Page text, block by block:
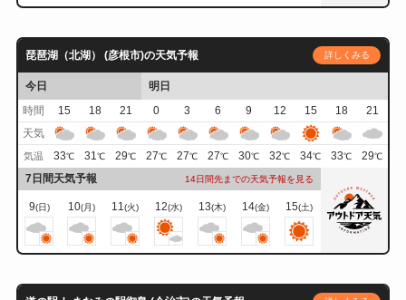
琵琶湖（北湖） (彦根市)の天気予報 詳しくみる
今日
明日
時間
15 18 21 0 3 6 9 12 15 18
21
天気
気温 33℃ 31℃ 29℃ 27℃ 27℃ 27℃ 30℃ 32℃ 34℃ 33℃ 29℃
7日間天気予報 14日間先までの天気予報を見る
9(日) 10(月) 11(火) 12(水) 13(木) 14(金) 15(土)